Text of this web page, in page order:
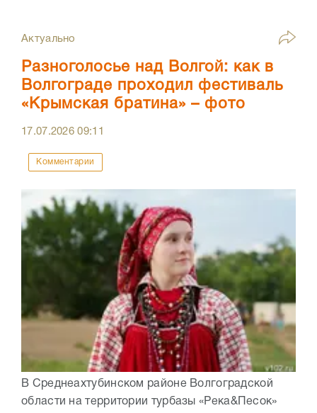
Актуально
Разноголосье над Волгой: как в
Волгограде проходил фестиваль
«Крымская братина» – фото
17.07.202609:11
Комментарии
В Среднеахтубинском районе Волгоградской
области на территории турбазы «Река&Песок»